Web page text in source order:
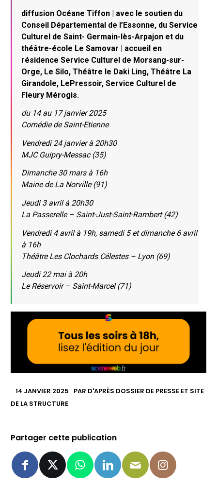
diffusion Océane Tiffon | avec le soutien du
Conseil Départemental de l’Essonne, du Service
Culturel de Saint- Germain-lès-Arpajon et du
théâtre-école Le Samovar | accueil en
résidence Service Culturel de Morsang-sur-
Orge, Le Silo, Théâtre le Daki Ling, Théâtre La
Girandole, LePressoir, Service Culturel de
Fleury Mérogis.
du 14 au 17 janvier 2025
Comédie de Saint-Etienne
Vendredi 24 janvier à 20h30
MJC Guipry-Messac (35)
Dimanche 30 mars à 16h
Mairie de La Norville (91)
Jeudi 3 avril à 20h30
La Passerelle – Saint-Just-Saint-Rambert (42)
Vendredi 4 avril à 19h, samedi 5 et dimanche 6 avril
à 16h
Théâtre Les Clochards Célestes – Lyon (69)
Jeudi 22 mai à 20h
Le Réservoir – Saint-Marcel (71)
14 JANVIER 2025 PAR D'APRÈS DOSSIER DE PRESSE ET SITE
DE LA STRUCTURE
Partager cette publication